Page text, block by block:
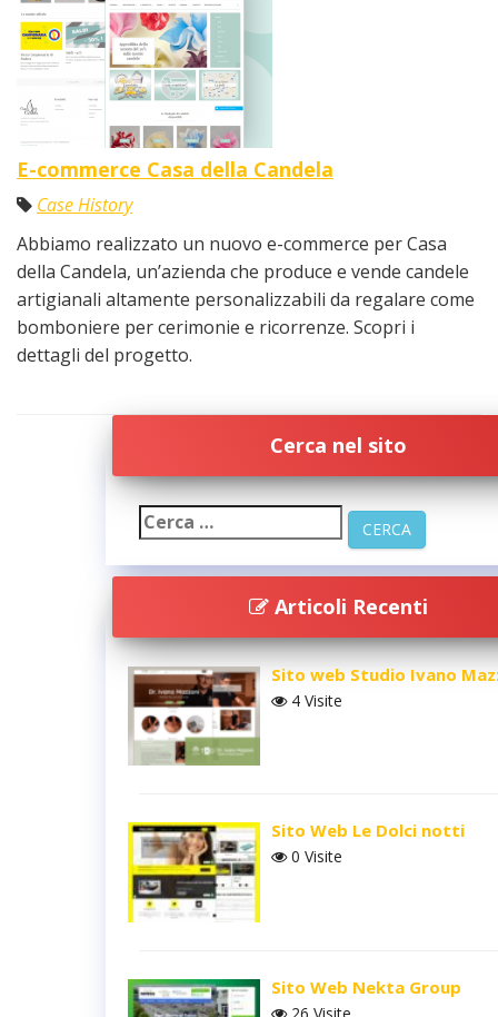
E-commerce Casa della Candela
Case History
Abbiamo realizzato un nuovo e-commerce per Casa
della Candela, un’azienda che produce e vende candele
artigianali altamente personalizzabili da regalare come
bomboniere per cerimonie e ricorrenze. Scopri i
dettagli del progetto.
Cerca nel sito
Articoli Recenti
Sito web Studio Ivano
4 Visite
Sito Web Le Dolci notti
0 Visite
Sito Web Nekta Group